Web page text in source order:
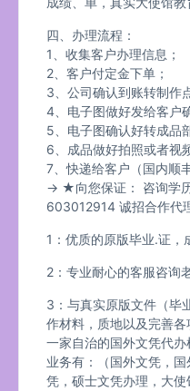
四、办理流程：
1、收集客户办理信息；
2、客户付定金下单；
3、公司确认到账转制作
4、电子图做好发给客户
5、电子图确认好转成品
6、成品做好拍照或者视
7、快递给客户（国内顺
→ ★向您保证： 咨询学
603012914 诚招合作代
1：优质的原版毕业.证，
2：专业耐心的客服咨询
3：与真实原版文件（毕
作材料，质地以及完善各
一家自治的国外文凭代
业务有：（国外文凭，
凭，硕士文凭办理，大